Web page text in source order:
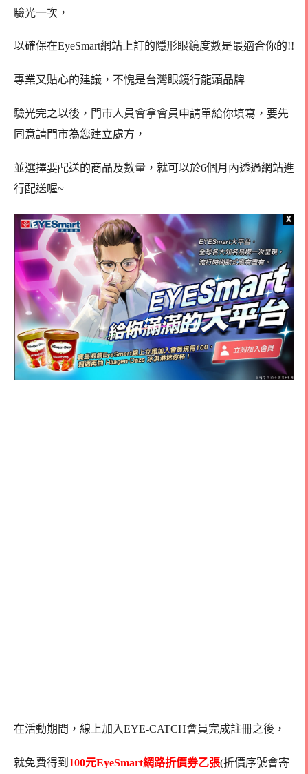
驗光一次，
以確保在EyeSmart網站上訂的隱形眼鏡度數是最適合你的!!
專業又貼心的建議，不愧是台灣眼鏡行龍頭品牌
驗光完之以後，門市人員會拿會員申請單給你填寫，要先
同意請門市為您建立處方，
並選擇要配送的商品及數量，就可以於6個月內透過網站進
行配送喔~
在活動期間，線上加入EYE-CATCH會員完成註冊之後，
就免費得到 100元EyeSmart網路折價券乙張(折價序號會寄